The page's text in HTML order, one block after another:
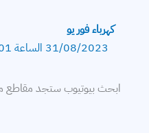
كهرباء فور يو
31/08/2023 الساعة 01:01
ابحث بيوتيوب ستجد مقاطع